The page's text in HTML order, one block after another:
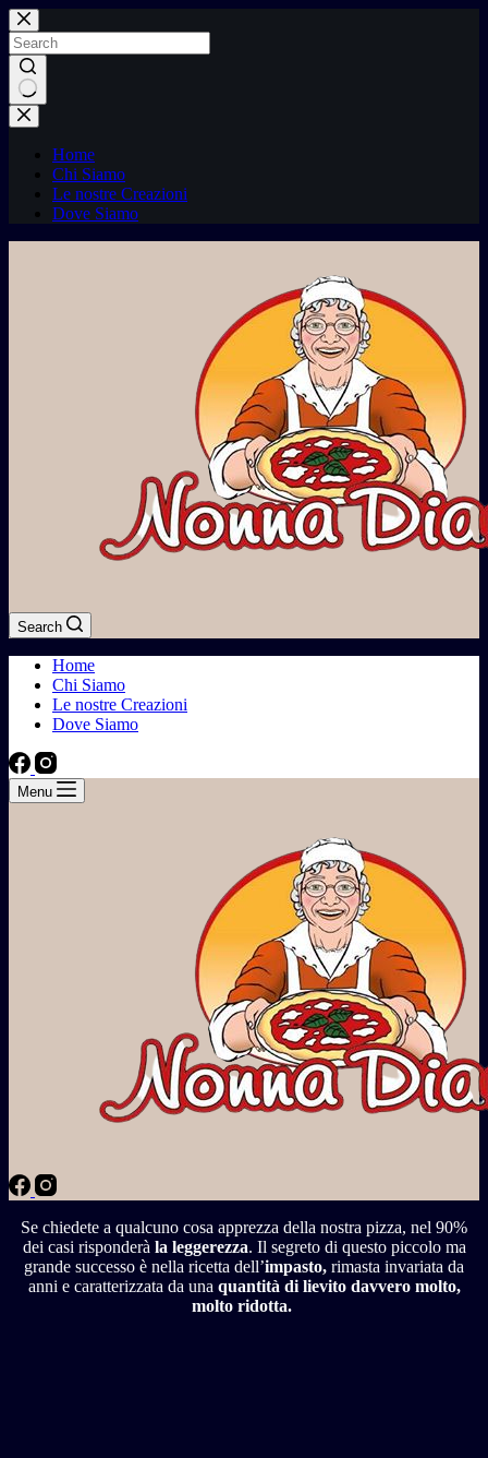
Skip
to
content
No
results
Home
Chi Siamo
Le nostre Creazioni
Dove Siamo
Search
Home
Chi Siamo
Le nostre Creazioni
Dove Siamo
Menu
Se chiedete a qualcuno cosa apprezza della nostra pizza, nel 90%
dei casi risponderà la leggerezza. Il segreto di questo piccolo ma
grande successo è nella ricetta dell’impasto, rimasta invariata da
anni e caratterizzata da una quantità di lievito davvero molto,
molto ridotta.